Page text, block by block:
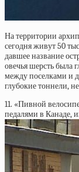
На территории
сегодня живут 50
давшее название
овечья шерсть была
между поселками и
глубокие тоннели,
11. «Пивной
педалями в Канаде,